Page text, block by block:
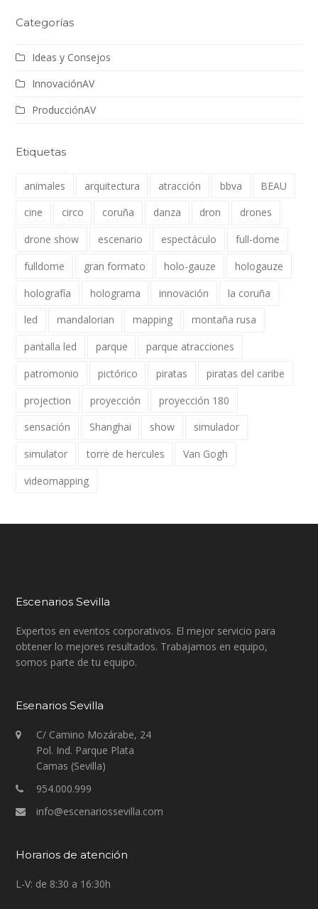
Categorías
Ideas y Consejos
InnovaciónAV
ProducciónAV
Etiquetas
animales arquitectura atracción bbva
BEAU
cine
circo coruña danza dron
drones
drone show
escenario espectáculo
full-dome
fulldome
gran formato holo-gauze
hologauze
holografía
holograma innovación
la coruña
led
mandalorian mapping
montaña rusa
pantalla led
parque
parque atracciones
patromonio
pictórico piratas
piratas del caribe
projection
proyección
proyección 180
sensación
Shanghai show
simulador
simulator
torre de hercules
Van Gogh
videomapping
Escenarios Sevilla
Expertos en eventos corporativos. El mejor servicio para
obtener lo mejores resultados. Trabajamos en equipo,
somos parte de tu equipo.
Esenarios Sevilla
C/ Camino Mozárabe, 24
Pol. Ind. Parque Plata
Camas (Sevilla)
954.000.999
info@escenariossevilla.com
Horarios de atención
L-V: de 8:30 a 16:30h